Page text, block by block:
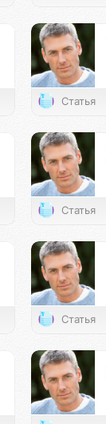
Статья
Статья
Статья